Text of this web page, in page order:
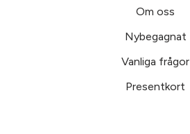
Om oss
Nybegagnat
Vanliga frågor
Presentkort